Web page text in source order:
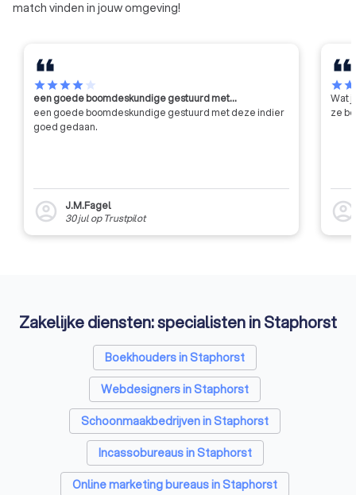
match vinden in jouw omgeving!
starstarstarstarstar
een goede boomdeskundige gestuurd met…
een goede boomdeskundige gestuurd met deze indier
goed gedaan.
account_circle
J.M.Fagel
30 julop Trustpilot
starstar
Wat
ze
account_circle
Zakelijke diensten: specialisten in Staphorst
Boekhouders in Staphorst
Webdesigners in Staphorst
Schoonmaakbedrijven in Staphorst
Incassobureaus in Staphorst
Online marketing bureaus in Staphorst